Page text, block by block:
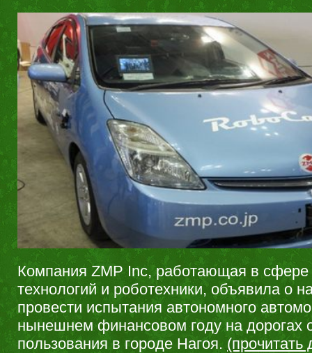
Компания ZMP Inc, работающая в
технологий и роботехники, объявила о
провести испытания автономного
нынешнем финансовом году на дорогах
пользования в городе Нагоя.